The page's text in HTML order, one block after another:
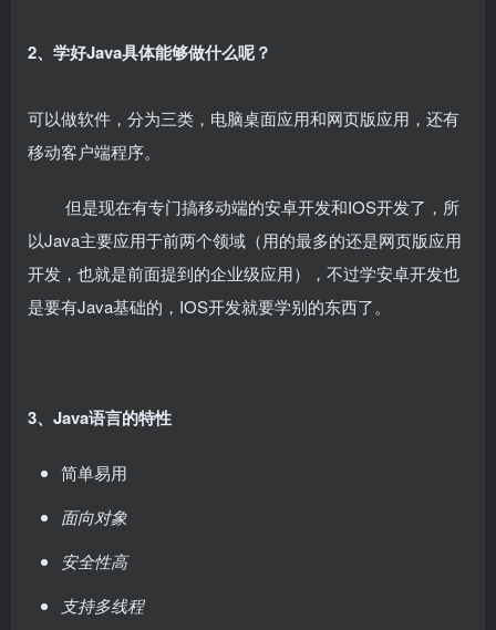
2、学好Java具体能够做什么呢？
可以做软件，分为三类，电脑桌面应用和网页版应用，还有
移动客户端程序。
但是现在有专门搞移动端的安卓开发和IOS开发了，所
以Java主要应用于前两个领域（用的最多的还是网页版应用
开发，也就是前面提到的企业级应用），不过学安卓开发也
是要有Java基础的，IOS开发就要学别的东西了。
3、Java语言的特性
简单易用
面向对象
安全性高
支持多线程